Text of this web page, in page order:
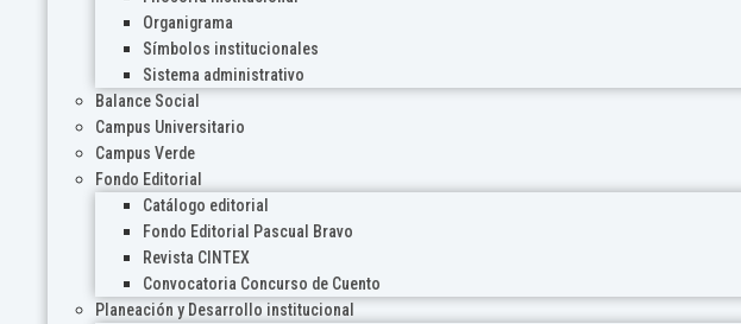
Organigrama
Símbolos institucionales
Sistema administrativo
Balance Social
Campus Universitario
Campus Verde
Fondo Editorial
Catálogo editorial
Fondo Editorial Pascual Bravo
Revista CINTEX
Convocatoria Concurso de Cuento
Planeación y Desarrollo institucional